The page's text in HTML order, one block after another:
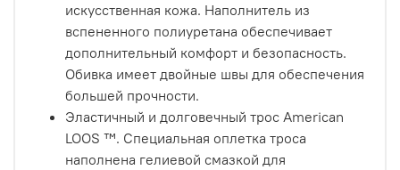
искусственная кожа. Наполнитель из
вспененного полиуретана обеспечивает
дополнительный комфорт и безопасность.
Обивка имеет двойные швы для обеспечения
большей прочности.
Эластичный и долговечный трос American
LOOS ™. Специальная оплетка троса
наполнена гелиевой смазкой для